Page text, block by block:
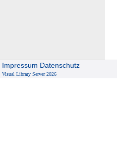
Impressum Datenschutz
Visual Library Server 2026